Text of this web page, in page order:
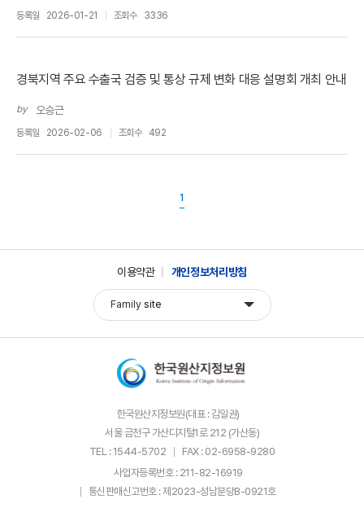
등록일 2026-01-21 조회수 3336
경북지역 주요 수출국 검증 및 통상 규제 변화 대응 설명회 개최 안내
by 오승근
등록일 2026-02-06 조회수 492
1
이용약관 개인정보처리방침
Family site
한국원산지정보원(대표 : 김일권)
서울 금천구 가산디지털1로 212 (가산동)
TEL : 1544-5702
FAX : 02-6958-9280
사업자등록번호 : 211-82-16919
통신판매신고번호 : 제2023-성남분당B-0921호